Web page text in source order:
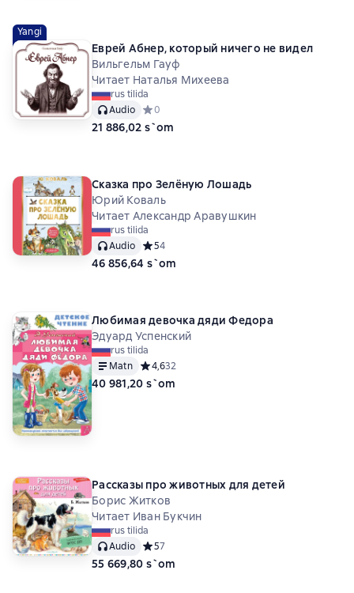
Yangi
Еврей Абнер, который ничего не видел
Вильгельм Гауф
Читает Наталья Михеева
rus tilida
Audio
Средний рейтинг 0 на основе 0 оценок
0
21 886,02 s`om
Сказка про Зелёную Лошадь
Юрий Коваль
Читает Александр Аравушкин
rus tilida
Audio
Средний рейтинг 5 на основе 4 оценок
54
46 856,64 s`om
Любимая девочка дяди Федора
Эдуард Успенский
rus tilida
Matn
Средний рейтинг 4,6 на основе 32 оценок
4,632
40 981,20 s`om
Рассказы про животных для детей
Борис Житков
Читает Иван Букчин
rus tilida
Audio
Средний рейтинг 5 на основе 7 оценок
57
55 669,80 s`om